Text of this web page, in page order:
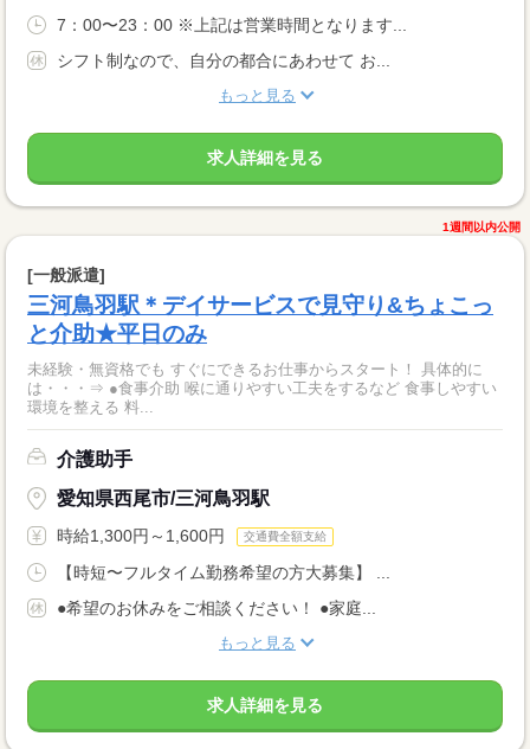
7：00〜23：00 ※上記は営業時間となります...
シフト制なので、自分の都合にあわせて お...
もっと見る
求人詳細を見る
1週間以内公開
[一般派遣]
三河鳥羽駅＊デイサービスで見守り&ちょこっ
と介助★平日のみ
未経験・無資格でも すぐにできるお仕事からスタート！ 具体的に
は・・・⇒ ●食事介助 喉に通りやすい工夫をするなど 食事しやすい
環境を整える 料...
介護助手
愛知県西尾市/三河鳥羽駅
時給1,300円～1,600円 交通費全額支給
【時短〜フルタイム勤務希望の方大募集】 ...
●希望のお休みをご相談ください！ ●家庭...
もっと見る
求人詳細を見る